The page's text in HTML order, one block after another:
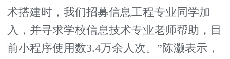
术搭建时，我们招募信息工程专业同学加
入，并寻求学校信息技术专业老师帮助，目
前小程序使用数3.4万余人次。”陈灏表示，